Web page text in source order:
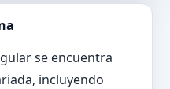
completo
se encuentra
incluyendo